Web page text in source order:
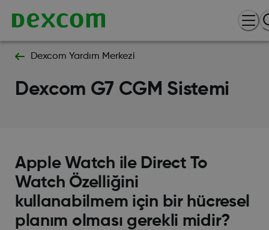
Dexcom Yardım Merkezi
Dexcom G7 CGM Sistemi
Apple Watch ile Direct To
Watch Özelliğini
kullanabilmem için bir hücresel
planım olması gerekli midir?